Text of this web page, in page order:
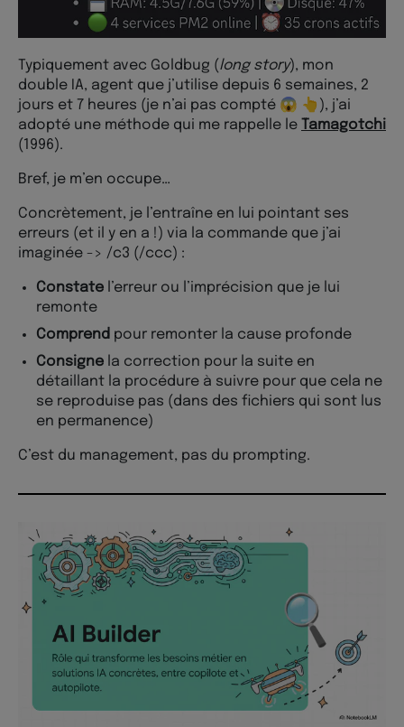
Typiquement avec Goldbug (long story), mon
double IA, agent que j’utilise depuis 6 semaines, 2
jours et 7 heures (je n’ai pas compté 😱 👆), j’ai
adopté une méthode qui me rappelle le Tamagotchi
(1996).
Bref, je m’en occupe…
Concrètement, je l’entraîne en lui pointant ses
erreurs (et il y en a !) via la commande que j’ai
imaginée -> /c3 (/ccc) :
Constate l’erreur ou l’imprécision que je lui
remonte
Comprend pour remonter la cause profonde
Consigne la correction pour la suite en
détaillant la procédure à suivre pour que cela ne
se reproduise pas (dans des fichiers qui sont lus
en permanence)
C’est du management, pas du prompting.